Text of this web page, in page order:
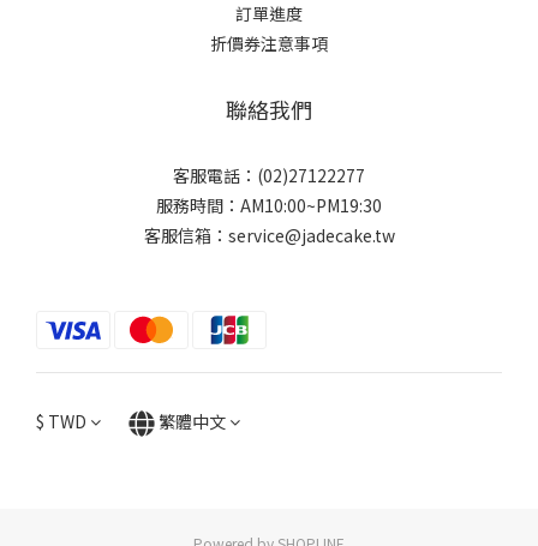
訂單進度
折價券注意事項
聯絡我們
客服電話：(02)27122277
服務時間：AM10:00~PM19:30
客服信箱：service@jadecake.tw
$ TWD 繁體中文